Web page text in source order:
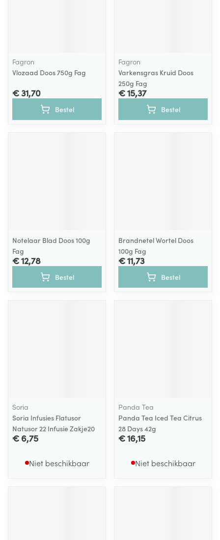
Fagron
Vlozaad Doos 750g Fag
€ 31,70
Bestel
Fagron
Varkensgras Kruid Doos
250g Fag
€ 15,37
Bestel
Notelaar Blad Doos 100g
Fag
€ 12,78
Bestel
Brandnetel Wortel Doos
100g Fag
€ 11,73
Bestel
Soria
Soria Infusies Flatusor
Natusor 22 Infusie Zakje20
€ 6,75
Niet beschikbaar
Panda Tea
Panda Tea Iced Tea Citrus
28 Days 42g
€ 16,15
Niet beschikbaar